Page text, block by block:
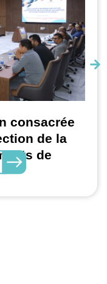
: Clôture
d’aide